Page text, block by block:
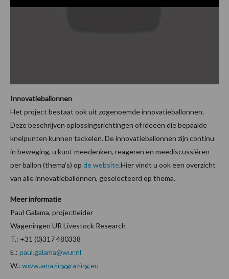
Innovatieballonnen
Het project bestaat ook uit zogenoemde innovatieballonnen.
Deze beschrijven oplossingsrichtingen of ideeën die bepaalde
knelpunten kunnen tackelen. De innovatieballonnen zijn continu
in beweging, u kunt meedenken, reageren en meediscussiëren
per ballon (thema's) op de website.Hier vindt u ook een overzicht
van alle innovatieballonnen, geselecteerd op thema.
Meer informatie
Paul Galama, projectleider
Wageningen UR Livestock Research
T.: +31 (0)317 480338
E.: paul.galama@wur.nl
W.: www.amazinggrazing.eu